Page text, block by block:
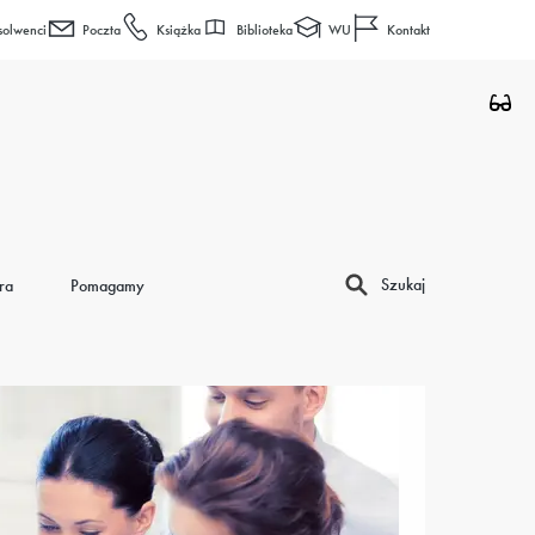
Poczta Książka Biblioteka WU Kontakt
Pomagamy Szukaj